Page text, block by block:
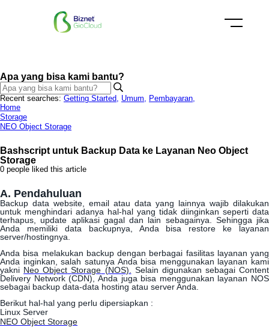
Apa yang bisa kami bantu?
Recent searches: Getting Started, Umum, Pembayaran,
Home
Storage
NEO Object Storage
Bashscript untuk Backup Data ke Layanan Neo Object
Storage
0 people liked this article
A. Pendahuluan
Backup data website email atau data yang lainnya wajib dilakukan
untuk menghindari adanya hal-hal yang tidak diinginkan seperti data
terhapus
update aplikasi gagal dan lain sebagainya Sehingga jika
Anda
memiliki data backupnya Anda bisa restore ke
layanan
server/hostingnya
Anda bisa melakukan backup dengan berbagai fasilitas layanan yang
Anda inginkan salah satunya Anda bisa menggunakan layanan kami
yakni Neo Object Storage (NOS) Selain digunakan sebagai Content
Delivery Network (CDN) Anda juga bisa menggunakan layanan NOS
sebagai backup data-data hosting atau serverAnda
Berikut hal-hal yang perlu dipersiapkan :
Linux Server
NEO Object Storage